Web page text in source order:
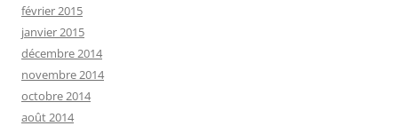
février 2015
janvier 2015
décembre 2014
novembre 2014
octobre 2014
août 2014